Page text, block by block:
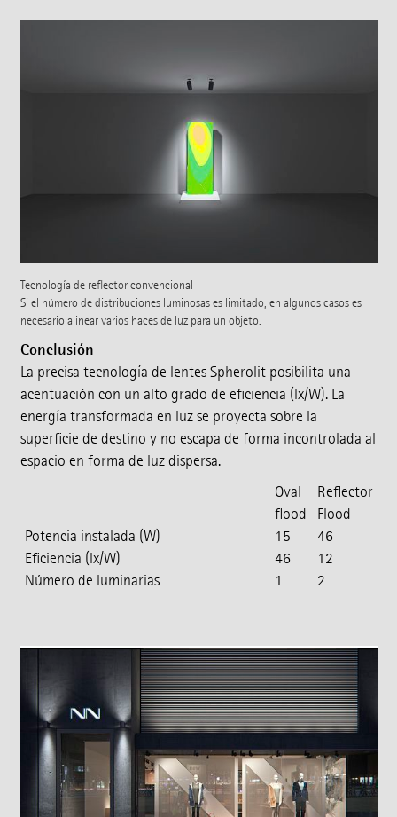
Tecnología de reflector convencional
Si el número de distribuciones luminosas es limitado, en algunos casos es
necesario alinear varios haces de luz para un objeto.
Conclusión
La precisa tecnología de lentes Spherolit posibilita una
acentuación con un alto grado de eficiencia (lx/W). La
energía transformada en luz se proyecta sobre la
superficie de destino y no escapa de forma incontrolada al
espacio en forma de luz dispersa.
Oval
flood
Reflector
Flood
Potencia instalada (W)
15
46
Eficiencia (lx/W)
46
12
Número de luminarias
1 2